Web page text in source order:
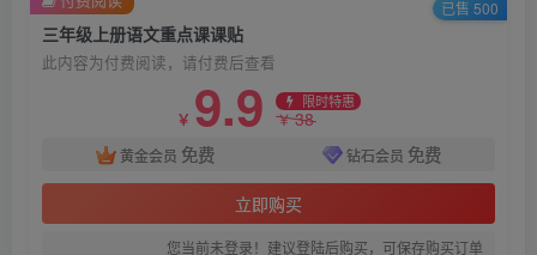
三年级上册语文重点课课贴
此内容为付费阅读，请付费后查看
￥ 9.9 限时特惠
￥38
黄金会员 免费 钻石会员 免费
立即购买
您当前未登录！建议登陆后购买，可保存购买订单
已售 500